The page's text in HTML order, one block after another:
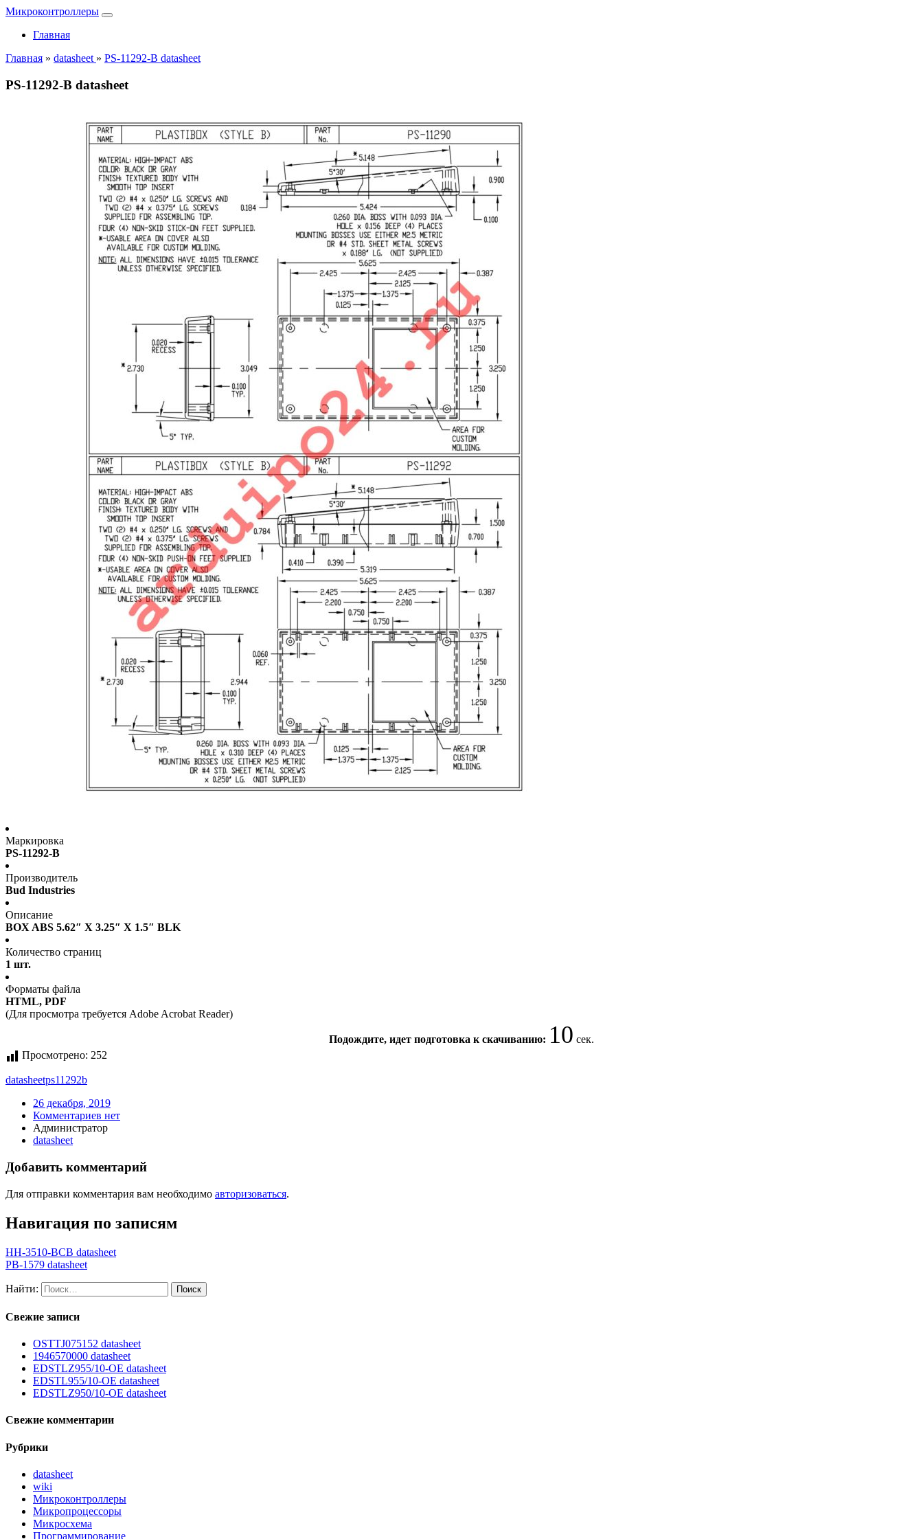
Микроконтроллеры
Главная
Главная » datasheet » PS-11292-B datasheet
PS-11292-B datasheet
Маркировка
PS-11292-B
Производитель
Bud Industries
Описание
BOX ABS 5.62″ X 3.25″ X 1.5″ BLK
Количество страниц
1 шт.
Форматы файла
HTML, PDF
(Для просмотра требуется Adobe Acrobat Reader)
Подождите, идет подготовка к скачиванию: 10 сек.
Просмотрено: 252
datasheetps11292b
26 декабря, 2019
Комментариев нет
Администратор
datasheet
Добавить комментарий
Для отправки комментария вам необходимо авторизоваться.
Навигация по записям
HH-3510-BCB datasheet
PB-1579 datasheet
Найти:
Свежие записи
OSTTJ075152 datasheet
1946570000 datasheet
EDSTLZ955/10-OE datasheet
EDSTL955/10-OE datasheet
EDSTLZ950/10-OE datasheet
Свежие комментарии
Рубрики
datasheet
wiki
Микроконтроллеры
Микропроцессоры
Микросхема
Программирование